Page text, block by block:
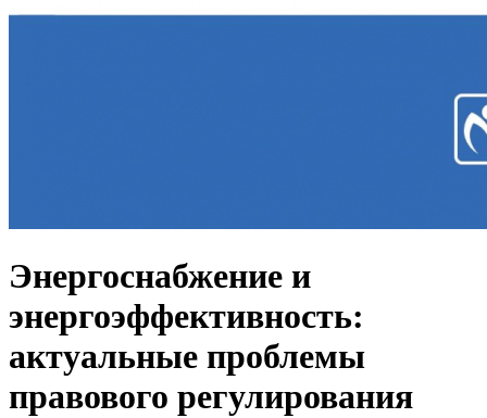
Энергоснабжение и
энергоэффективность:
актуальные проблемы
правового регулирования